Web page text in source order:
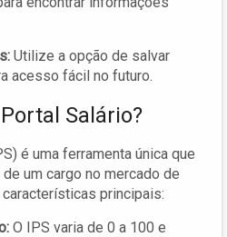
Utilize a opção de salvar
acesso fácil no futuro.
Salário?
é uma ferramenta única que
um cargo no mercado de
principais:
O IPS varia de 0 a 100 e